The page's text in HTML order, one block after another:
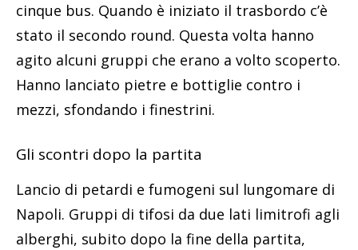
cinque bus. Quando è iniziato il trasbordo c’è
stato il secondo round. Questa volta hanno
agito alcuni gruppi che erano a volto scoperto.
Hanno lanciato pietre e bottiglie contro i
mezzi, sfondando i finestrini.
Gli scontri dopo la partita
Lancio di petardi e fumogeni sul lungomare di
Napoli. Gruppi di tifosi da due lati limitrofi agli
alberghi, subito dopo la fine della partita,